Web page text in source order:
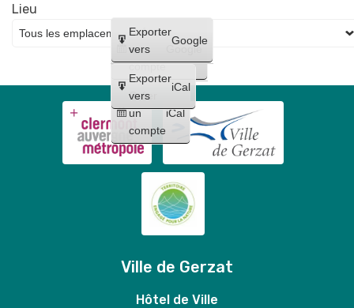
Créer
un
compte
Google
Créer
un
compte
iCal
Exporter
vers
Google
Exporter
vers
iCal
Lieu
Ville de Gerzat
Hôtel de Ville